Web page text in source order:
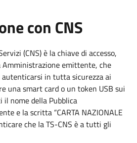
con CNS
(CNS) è la chiave di accesso,
Amministrazione emittente, che
in tutta sicurezza ai
una smart card o un token USB sui
il nome della Pubblica
e la scritta “CARTA NAZIONALE
che la TS-CNS è a tutti gli